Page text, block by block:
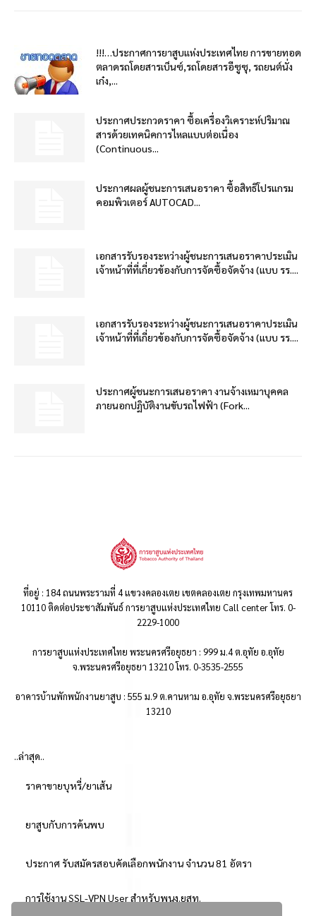
!!!…ประกาศการยาสูบแห่งประเทศไทย การขายทอด
ตลาดรถโดยสารเบ็นซ์,รถโดยสารอีซูซุ, รถยนต์นั่ง
เก๋ง,...
ประกาศประกวดราคา ซื้อเครื่องวิเคราะห์ปริมาณ
สารด้วยเทคนิคการไหลแบบต่อเนื่อง
(Continuous...
ประกาศผลผู้ชนะการเสนอราคา ซื้อสิทธิโปรแกรม
คอมพิวเตอร์ AUTOCAD...
เอกสารรับรองระหว่างผู้ชนะการเสนอราคาประเมิน
เจ้าหน้าที่ที่เกี่ยวข้องกับการจัดซื้อจัดจ้าง (แบบ รร....
เอกสารรับรองระหว่างผู้ชนะการเสนอราคาประเมิน
เจ้าหน้าที่ที่เกี่ยวข้องกับการจัดซื้อจัดจ้าง (แบบ รร....
ประกาศผู้ชนะการเสนอราคา งานจ้างเหมาบุคคล
ภายนอกปฏิบัติงานขับรถไฟฟ้า (Fork...
ที่อยู่ : 184 ถนนพระรามที่ 4 แขวงคลองเตย เขตคลองเตย กรุงเทพมหานคร
10110 ติดต่อประชาสัมพันธ์ การยาสูบแห่งประเทศไทย Call center โทร. 0-
2229-1000
การยาสูบแห่งประเทศไทย พระนครศรีอยุธยา : 999 ม.4 ต.อุทัย อ.อุทัย
จ.พระนครศรีอยุธยา 13210 โทร. 0-3535-2555
อาคารบ้านพักพนักงานยาสูบ : 555 ม.9 ต.คานหาม อ.อุทัย จ.พระนครศรีอยุธยา
13210
..ล่าสุด..
ราคาขายบุหรี่/ยาเส้น
ยาสูบกับการค้นพบ
ประกาศ รับสมัครสอบคัดเลือกพนักงาน จำนวน 81 อัตรา
การใช้งาน SSL-VPN User สำหรับพนง.ยสท.